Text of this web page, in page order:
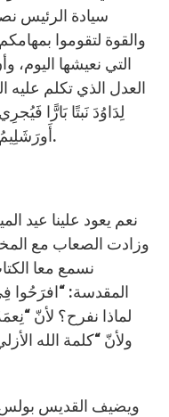
سيادة الرئيس
والقوة لتقوموا
التي نعيشها
العدل الذي تكلم عليه
لِدَاوُدَ نَبتًا بَارًّا
أَورَشَلِيمُ فِي الطُّمَأنِينَةِ” (إرميا 33: 15-16).
نعم يعود علينا عيد
وزادت الصعاب مع
نسمع معا
المقدسة: “افرَحُوا
ويضيف القديس